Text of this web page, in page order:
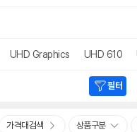
UHD Graphics UHD 610
필터
가격대검색 상품구분